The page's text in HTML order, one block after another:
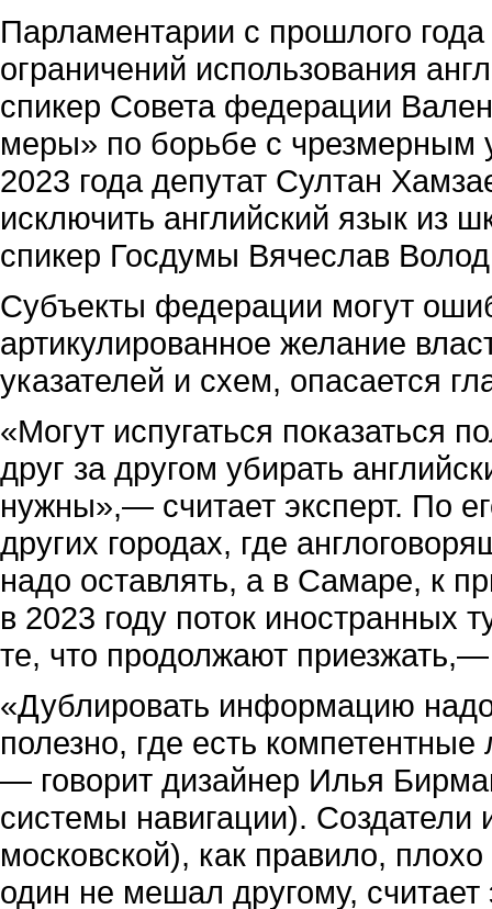
Парламентарии с прошлого
ограничений использования
спикер Совета федерации
меры» по борьбе с чрезмерным
2023 года депутат Султан
исключить английский язык из
спикер Госдумы Вячеслав
Субъекты федерации могут
артикулированное желание
указателей и схем, опасается
«Могут испугаться показаться
друг за другом убирать
нужны»,— считает эксперт. По
других городах, где
надо оставлять, а в Самаре, к
в 2023 году поток иностранных
те, что продолжают
«Дублировать информацию надо
полезно, где есть
— говорит дизайнер Илья
системы навигации).
московской), как правило,
один не мешал другому, считает